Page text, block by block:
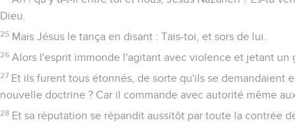
Dieu.
25 Mais Jésus le tança en disant : Tais-toi, et sors de lui.
26 Alors l'esprit immonde l'agitant avec violence et jetant un
27 Et ils furent tous étonnés, de sorte qu'ils se demandaient
nouvelle doctrine ? Car il commande avec autorité même
28 Et sa réputation se répandit aussitôt par toute la contrée